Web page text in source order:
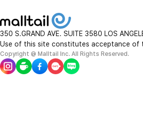
350 S.GRAND AVE. SUITE 3580 LOS
Use of this site constitutes acceptance of
Copyright @ Malltail Inc. All Rights Reserved.